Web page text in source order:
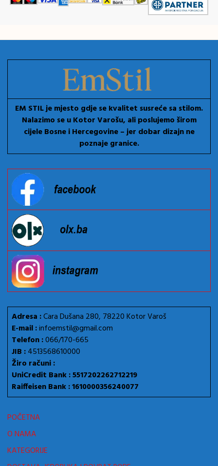
EM STIL je mjesto gdje se kvalitet susreće sa stilom.
Nalazimo se u Kotor Varošu, ali poslujemo širom
cijele Bosne i Hercegovine – jer dobar dizajn ne
poznaje granice.
Adresa :Cara Dušana 280, 78220 Kotor Varoš
E-mail :infoemstil@gmail.com
Telefon :066/170-665
JIB :4513568610000
Žiro računi :
UniCredit Bank : 5517202262712219
Raiffeisen Bank : 1610000356240077
POČETNA
O NAMA
KATEGORIJE